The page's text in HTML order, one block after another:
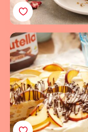
Cremige und
Pfirsichtorte
Buttermilch &